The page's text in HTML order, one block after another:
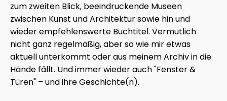
zum zweiten Blick, beeindruckende Museen
zwischen Kunst und Architektur sowie hin und
wieder empfehlenswerte Buchtitel. Vermutlich
nicht ganz regelmäßig, aber so wie mir etwas
aktuell unterkommt oder aus meinem Archiv in die
Hände fällt. Und immer wieder auch "Fenster &
Türen" – und ihre Geschichte(n).